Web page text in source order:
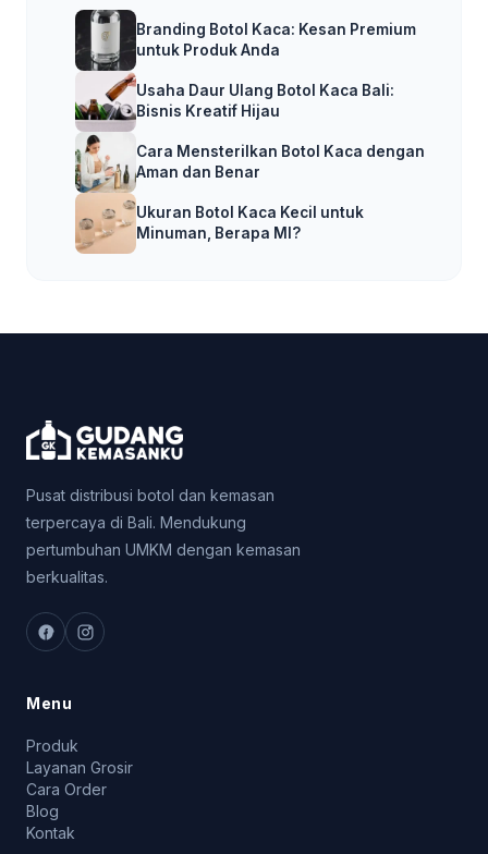
Branding Botol Kaca: Kesan Premium
untuk Produk Anda
Usaha Daur Ulang Botol Kaca Bali:
Bisnis Kreatif Hijau
Cara Mensterilkan Botol Kaca dengan
Aman dan Benar
Ukuran Botol Kaca Kecil untuk
Minuman, Berapa Ml?
Pusat distribusi botol dan kemasan
terpercaya di Bali. Mendukung
pertumbuhan UMKM dengan kemasan
berkualitas.
Menu
Produk
Layanan Grosir
Cara Order
Blog
Kontak